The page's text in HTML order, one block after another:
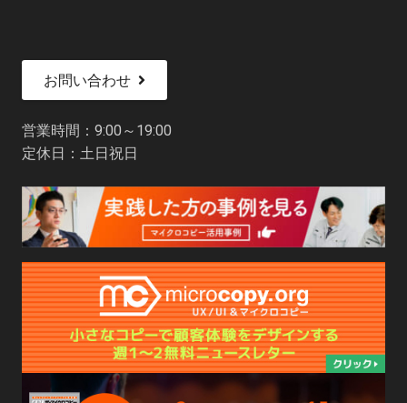
お問い合わせ
営業時間：9:00～19:00
定休日：土日祝日